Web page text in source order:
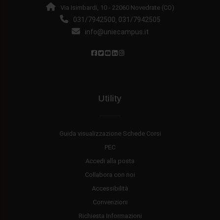
Via Isimbardi, 10 - 22060 Novedrate (CO)
031/7942500, 031/7942505
info@uniecampus.it
Utility
Guida visualizzazione Schede Corsi
PEC
Accedi alla posta
Collabora con noi
Accessibilità
Convenzioni
Richiesta Informazioni